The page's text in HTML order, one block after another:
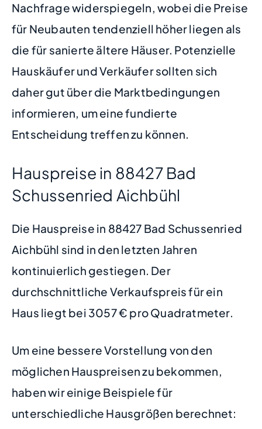
Nachfrage widerspiegeln, wobei die Preise
für Neubauten tendenziell höher liegen als
die für sanierte ältere Häuser. Potenzielle
Hauskäufer und Verkäufer sollten sich
daher gut über die Marktbedingungen
informieren, um eine fundierte
Entscheidung treffen zu können.
Hauspreise in 88427 Bad
Schussenried Aichbühl
Die Hauspreise in 88427 Bad Schussenried
Aichbühl sind in den letzten Jahren
kontinuierlich gestiegen. Der
durchschnittliche Verkaufspreis für ein
Haus liegt bei 3057 € pro Quadratmeter.
Um eine bessere Vorstellung von den
möglichen Hauspreisen zu bekommen,
haben wir einige Beispiele für
unterschiedliche Hausgrößen berechnet: